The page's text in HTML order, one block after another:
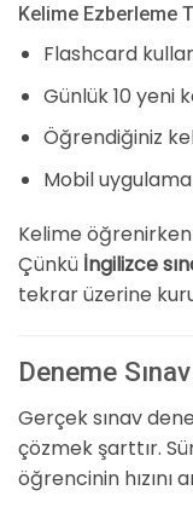
Kelime Ezberleme
Flashcard
Günlük 10 yeni
Öğrendiğiniz
Mobil
Kelime
Çünkü İngilizce
tekrar üzerine
Deneme
Gerçek sınav
çözmek şarttır.
öğrencinin hızını